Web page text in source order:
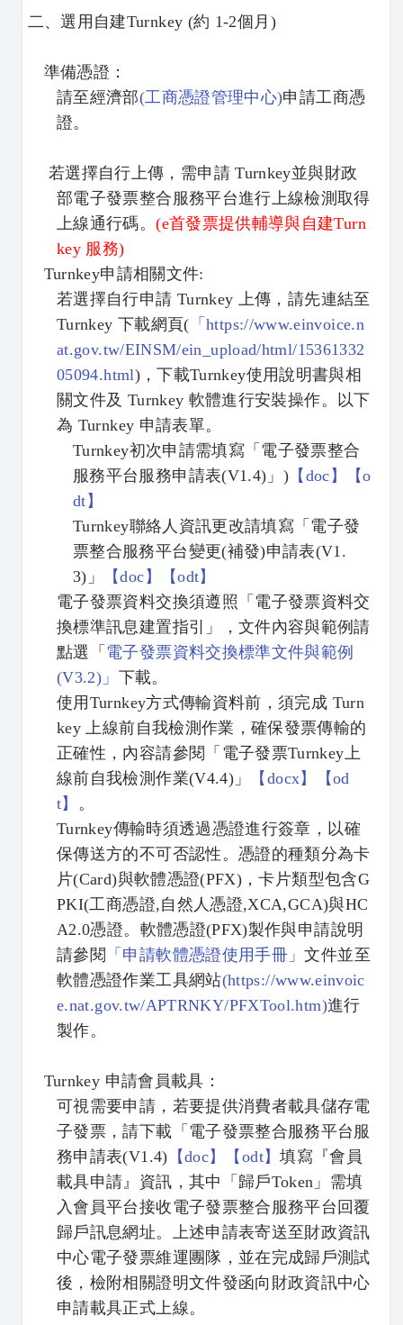
二、選用自建Turnkey (約 1-2個月)
準備憑證：
請至經濟部(工商憑證管理中心)申請工商憑
證。
若選擇自行上傳，需申請 Turnkey並與財政
部電子發票整合服務平台進行上線檢測取得
上線通行碼。(e首發票提供輔導與自建Turn
key 服務)
Turnkey申請相關文件:
若選擇自行申請 Turnkey 上傳，請先連結至
Turnkey 下載網頁( 「https://www.einvoice.n
at.gov.tw/EINSM/ein_upload/html/15361332
05094.html)，下載Turnkey使用說明書與相
關文件及 Turnkey 軟體進行安裝操作。以下
為 Turnkey 申請表單。
Turnkey初次申請需填寫「電子發票整合
服務平台服務申請表(V1.4)」) 【 doc】 【o
dt】
Turnkey聯絡人資訊更改請填寫「電子發
票整合服務平台變更(補發)申請表(V1.
3)」
【doc】 【odt】
電子發票資料交換須遵照「電子發票資料交
換標準訊息建置指引」，文件內容與範例請
點選「 電子發票資料交換標準文件與範例
(V3.2)」 下載。
使用Turnkey方式傳輸資料前，須完成 Turn
key 上線前自我檢測作業，確保發票傳輸的
正確性，內容請參閱「電子發票Turnkey上
線前自我檢測作業(V4.4)」
【 docx】 【od
t】 。
Turnkey傳輸時須透過憑證進行簽章，以確
保傳送方的不可否認性。憑證的種類分為卡
片(Card)與軟體憑證(PFX)，卡片類型包含G
PKI(工商憑證,自然人憑證,XCA,GCA)與HC
A2.0憑證。軟體憑證(PFX)製作與申請說明
請參閱 「 申請軟體憑證使用手冊」文件並至
軟體憑證作業工具網站(https://www.einvoic
e.nat.gov.tw/APTRNKY/PFXTool.htm)進行
製作。
Turnkey 申請會員載具：
可視需要申請，若要提供消費者載具儲存電
子發票，請下載「電子發票整合服務平台服
務申請表(V1.4) 【doc】 【 odt】填寫『會員
載具申請』資訊，其中「歸戶Token」需填
入會員平台接收電子發票整合服務平台回覆
歸戶訊息網址。上述申請表寄送至財政資訊
中心電子發票維運團隊，並在完成歸戶測試
後，檢附相關證明文件發函向財政資訊中心
申請載具正式上線。